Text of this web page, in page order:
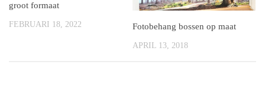
groot formaat
FEBRUARI 18, 2022 Fotobehang bossen op maat
APRIL 13, 2018